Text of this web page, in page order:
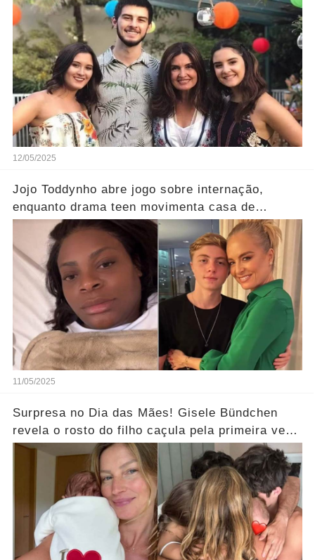
12/05/2025
Jojo Toddynho abre jogo sobre internação,
enquanto drama teen movimenta casa de
Angélica… Ver Mais
11/05/2025
Surpresa no Dia das Mães! Gisele Bündchen
revela o rosto do filho caçula pela primeira vez
e deixa seguidores curiosos... Ver Mais